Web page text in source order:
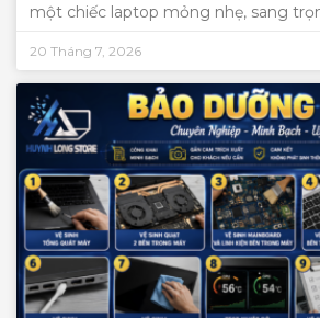
một chiếc laptop mỏng nhẹ, sang
20 Tháng 7, 2026